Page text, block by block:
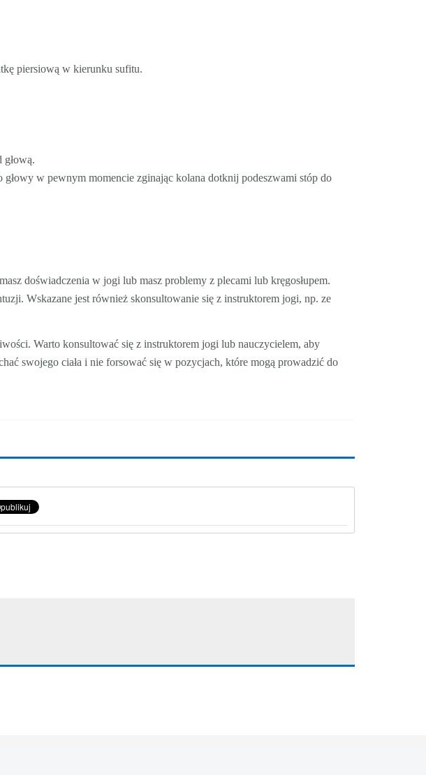
piersiową w kierunku sufitu.
głową.
w pewnym momencie zginając kolana dotknij podeszwami stóp do
doświadczenia w jogi lub masz problemy z plecami lub kręgosłupem.
Wskazane jest również skonsultowanie się z instruktorem jogi, np. ze
Warto konsultować się z instruktorem jogi lub nauczycielem, aby
swojego ciała i nie forsować się w pozycjach, które mogą prowadzić do